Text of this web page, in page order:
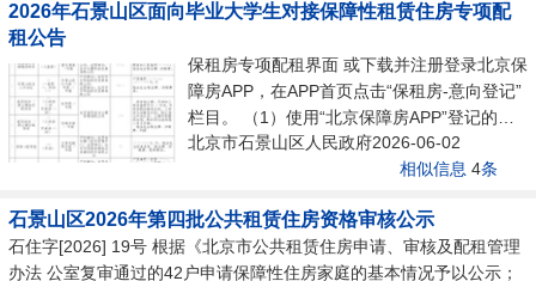
2026年石景山区面向毕业大学生对接保障性租赁住房专项配
租公告
保租房专项配租界面 或下载并注册登录北京保
障房APP，在APP首页点击“保租房-意向登记”
栏目。 （1）使用“北京保障房APP”登记的，
请在北京保障房中心有限公司官网首页下载最
北京市石景山区人民政府2026-06-02
相似信息 4条
石景山区2026年第四批公共租赁住房资格审核公示
石住字[2026] 19号 根据《北京市公共租赁住房申请、审核及配租管理
办法 公室复审通过的42户申请保障性住房家庭的基本情况予以公示；